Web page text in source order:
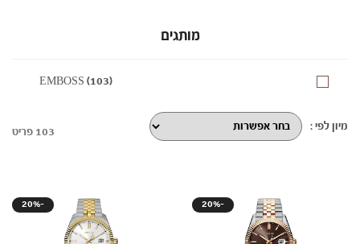
מותגים
EMBOSS (103)
103 פריט
מיון לפי :
20%- 20%-